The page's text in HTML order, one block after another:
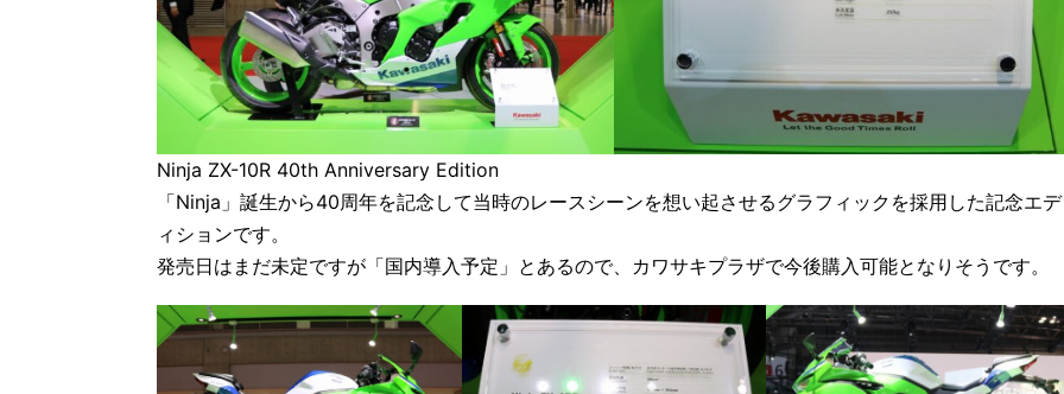
Ninja ZX-10R 40th Anniversary Edition
「Ninja」誕生から40周年を記念して当時のレースシーンを想い起させるグラフィックを採用した記念エデ
ィションです。
発売日はまだ未定ですが「国内導入予定」とあるので、カワサキプラザで今後購入可能となりそうです。